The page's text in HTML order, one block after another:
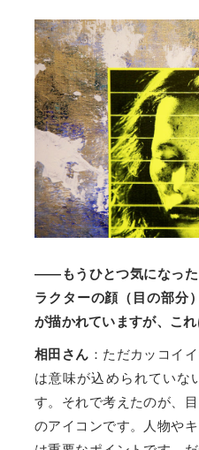
――もうひとつ気になった
ラクターの顔（目の部分
が描かれていますが、こ
相田さん ：ただカッコイ
は意味が込められていな
す。それで考えたのが、
のアイコンです。人物や